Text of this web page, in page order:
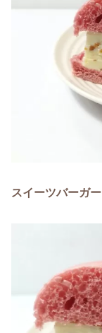
スイーツバーガー